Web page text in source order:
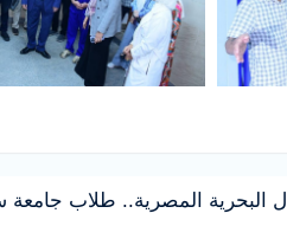
البحرية المصرية.. طلاب جامعة